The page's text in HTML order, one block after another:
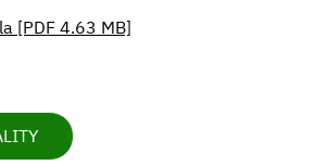
[PDF 4.63 MB]